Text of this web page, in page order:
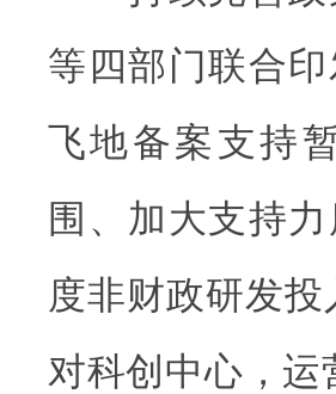
等四部门联合
飞地备案支持
围、加大支持
度非财政研发
对科创中心，运